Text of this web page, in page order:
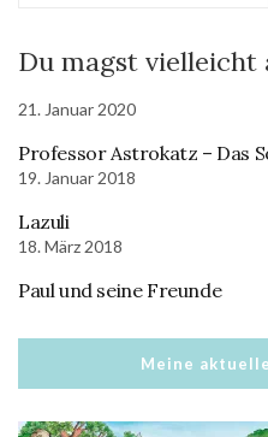
Du magst vielleicht
21. Januar 2020
Professor Astrokatz – Das
19. Januar 2018
Lazuli
18. März 2018
Paul und seine Freunde
Meine